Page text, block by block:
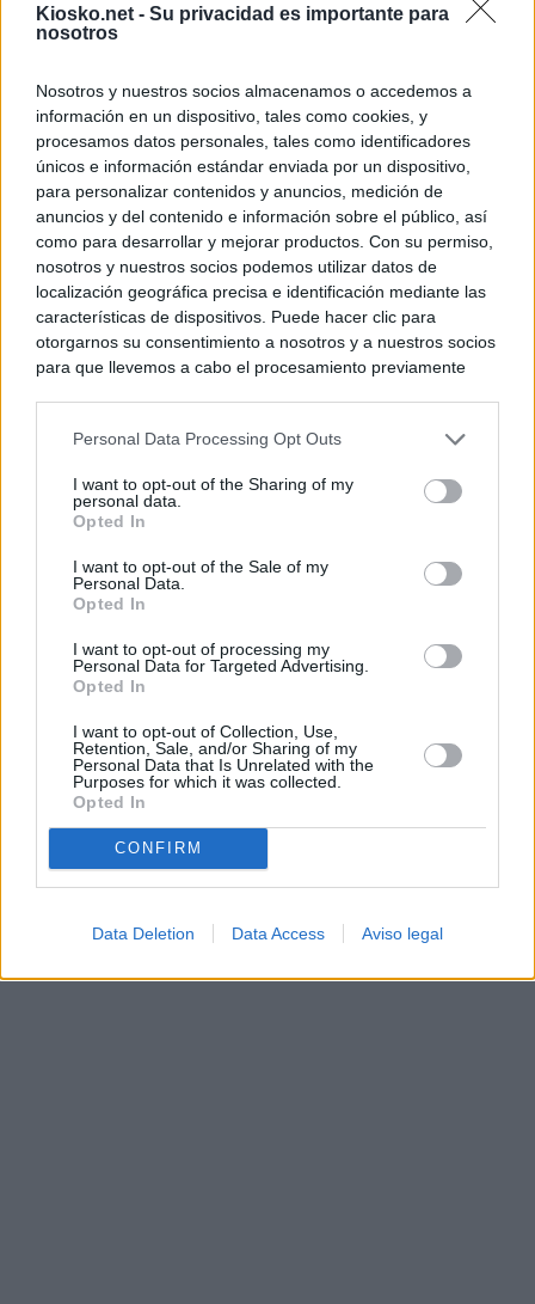
Kiosko.net - Su privacidad es importante para
nosotros
Nosotros y nuestros socios almacenamos o accedemos a
información en un dispositivo, tales como cookies, y
procesamos datos personales, tales como identificadores
únicos e información estándar enviada por un dispositivo,
para personalizar contenidos y anuncios, medición de
anuncios y del contenido e información sobre el público, así
como para desarrollar y mejorar productos. Con su permiso,
nosotros y nuestros socios podemos utilizar datos de
localización geográfica precisa e identificación mediante las
características de dispositivos. Puede hacer clic para
otorgarnos su consentimiento a nosotros y a nuestros socios
para que llevemos a cabo el procesamiento previamente
negar su consentimiento. Tenga en cuenta que algún
de su consentimiento, pero usted tiene el derecho de
rechazar tal procesamiento. Sus preferencias se aplicarán
cualquier momento entrando de nuevo en este sitio web o
visitando nuestra política de privacidad.
Personal Data Processing Opt Outs
I want to opt-out of the Sharing of my
personal data.
Opted In
I want to opt-out of the Sale of my
Personal Data.
Opted In
I want to opt-out of processing my
Personal Data for Targeted Advertising.
Opted In
I want to opt-out of Collection, Use,
Retention, Sale, and/or Sharing of my
Personal Data that Is Unrelated with the
Purposes for which it was collected.
Opted In
CONFIRM
Data Deletion Data Access Aviso legal